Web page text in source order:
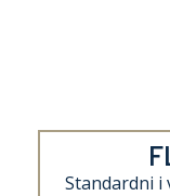
Standardni i